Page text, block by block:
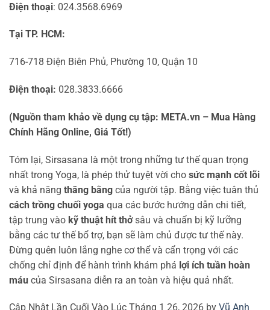
Điện thoại: 024.3568.6969
Tại TP. HCM:
716-718 Điện Biên Phủ, Phường 10, Quận 10
Điện thoại: 028.3833.6666
(Nguồn tham khảo về dụng cụ tập: META.vn – Mua Hàng
Chính Hãng Online, Giá Tốt!)
Tóm lại, Sirsasana là một trong những tư thế quan trọng
nhất trong Yoga, là phép thử tuyệt vời cho sức mạnh cốt lõi
và khả năng thăng bằng của người tập. Bằng việc tuân thủ
cách trồng chuối yoga qua các bước hướng dẫn chi tiết,
tập trung vào kỹ thuật hít thởsâu và chuẩn bị kỹ lưỡng
bằng các tư thế bổ trợ, bạn sẽ làm chủ được tư thế này.
Đừng quên luôn lắng nghe cơ thể và cẩn trọng với các
chống chỉ định để hành trình khám phá lợi ích tuần hoàn
máu của Sirsasana diễn ra an toàn và hiệu quả nhất.
Cập Nhật Lần Cuối Vào Lúc Tháng 1 26, 2026 by Vũ Anh